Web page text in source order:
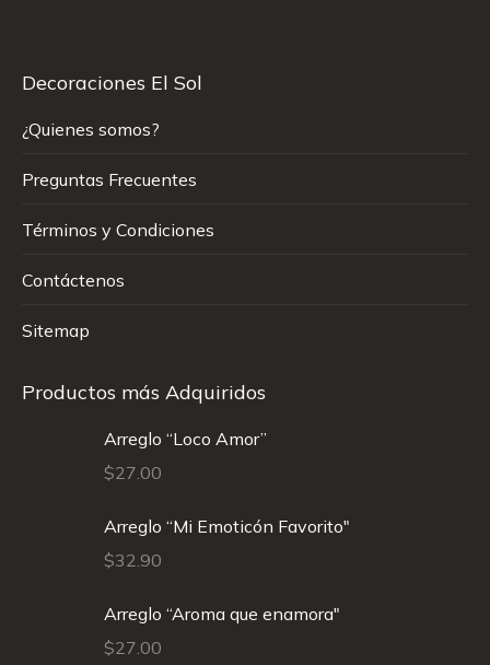
Decoraciones El Sol
¿Quienes somos?
Preguntas Frecuentes
Términos y Condiciones
Contáctenos
Sitemap
Productos más Adquiridos
Arreglo “Loco Amor”
$27.00
Arreglo “Mi Emoticón Favorito"
$32.90
Arreglo “Aroma que enamora"
$27.00